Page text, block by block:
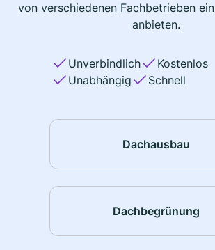
von verschiedenen Fachbetrieben
anbieten.
Unverbindlich
Kostenlos
Unabhängig
Schnell
Dachausbau
Dachbegrünung